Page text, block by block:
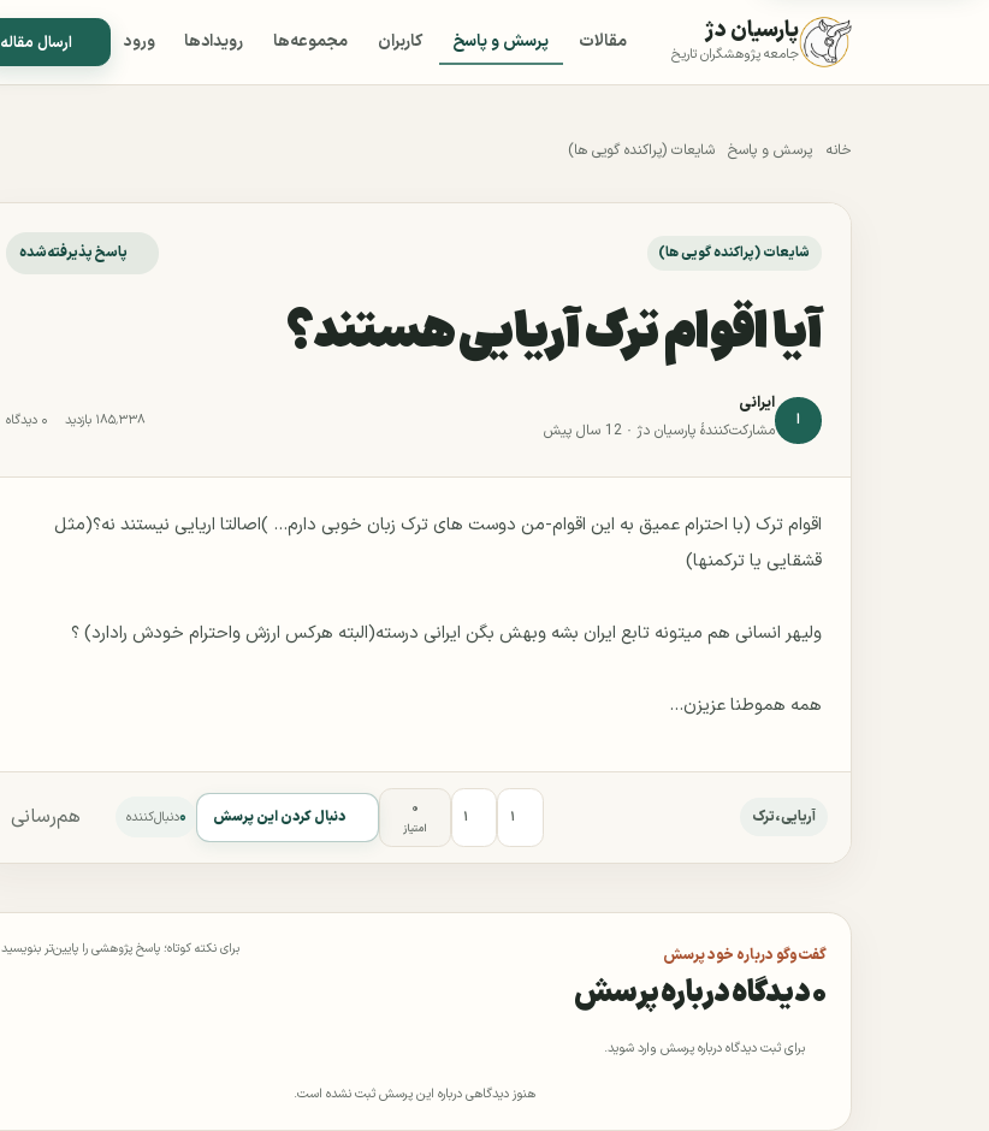
پارسیان دژ
جامعه پژوهشگران تاریخ مقالات پرسش و پاسخ کاربران مجموعه‌ها رویدادها ورود ارسال مقاله
خانه پرسش و پاسخ شایعات (پراکنده گویی ها)
شایعات (پراکنده گویی ها) پاسخ پذیرفته‌شده
آیا اقوام ترک آریایی هستند؟
ا
ایرانی
مشارکت‌کنندهٔ پارسیان دژ ·12 سال پیش ۱۸۵٬۳۳۸ بازدید ۰ دیدگاه
اقوام ترک (با احترام عمیق به این اقوام-من دوست های ترک زبان خوبی دارم... )اصالتا اریایی نیستند نه؟(مثل
همه هموطنا عزیزن...
آریایی،ترک ۱ ۱ ۰
امتیاز
دنبال کردن این پرسش ۰دنبال‌کننده هم‌رسانی
گفت‌وگو درباره خود پرسش
۰ دیدگاه درباره پرسش
برای نکته کوتاه؛ پاسخ پژوهشی را پایین‌تر بنویسید
برای ثبت دیدگاه درباره پرسش وارد شوید.
هنوز دیدگاهی درباره این پرسش ثبت نشده است.